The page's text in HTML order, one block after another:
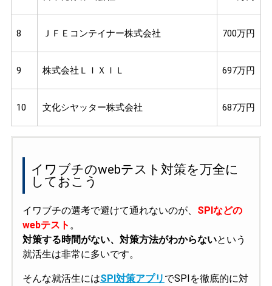
8 ＪＦＥコンテイナー株式会社 700万円
9 株式会社ＬＩＸＩＬ 697万円
10 文化シヤッター株式会社 687万円
イワブチのwebテスト対策を万全に
しておこう
イワブチの選考で避けて通れないのが、 SPIなどの
webテスト 。
対策する時間がない、対策方法がわからないという
就活生は非常に多いです。
そんな就活生にはSPI対策アプリ でSPIを徹底的に対